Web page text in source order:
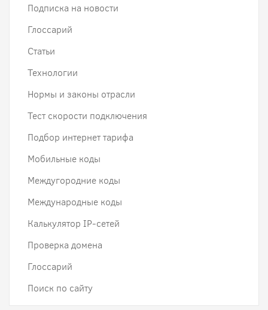
Подписка на новости
Глоссарий
Статьи
Технологии
Нормы и законы отрасли
Тест скорости подключения
Подбор интернет тарифа
Мобильные коды
Междугородние коды
Международные коды
Калькулятор IP-сетей
Проверка домена
Глоссарий
Поиск по сайту